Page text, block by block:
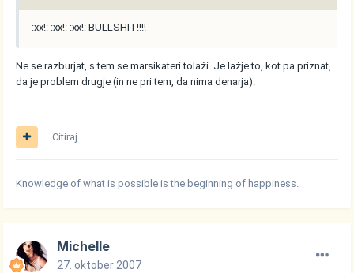
:xx!: :xx!: :xx!: BULLSHIT!!!!
Ne se razburjat, s tem se marsikateri tolaži. Je lažje to, kot pa priznat,
da je problem drugje (in ne pri tem, da nima denarja).
Citiraj
Knowledge of what is possible is the beginning of happiness.
Michelle
27. oktober 2007